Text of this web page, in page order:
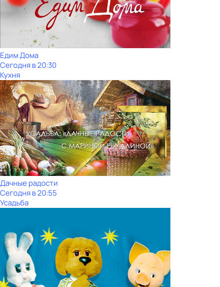
Едим Дома
Сегодня в 20:30
Кухня
Дачные радости
Сегодня в 20:55
Усадьба